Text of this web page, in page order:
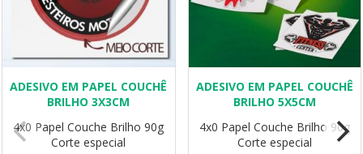
ADESIVO EM PAPEL COUCHÊ
BRILHO 3X3CM
4x0 Papel Couche Brilho 90g
Corte especial
ADESIVO EM PAPEL COUCHÊ
BRILHO 5X5CM
4x0 Papel Couche Brilho 90g
Corte especial